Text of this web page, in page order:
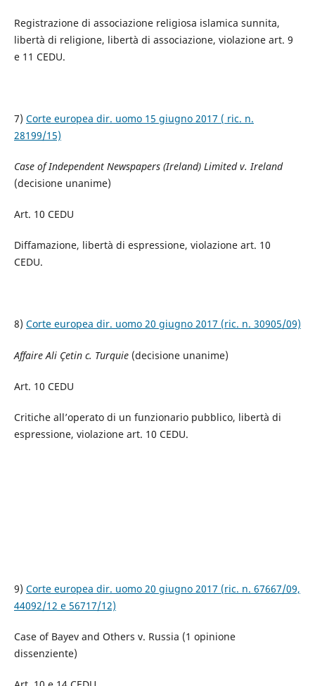
Registrazione di associazione religiosa islamica sunnita,
libertà di religione, libertà di associazione, violazione art. 9
e 11 CEDU.
7) Corte europea dir. uomo 15 giugno 2017 ( ric. n.
28199/15)
Case of Independent Newspapers (Ireland) Limited v. Ireland
(decisione unanime)
Art. 10 CEDU
Diffamazione, libertà di espressione, violazione art. 10
CEDU.
8) Corte europea dir. uomo 20 giugno 2017 (ric. n. 30905/09)
Affaire Ali Çetin c. Turquie(decisione unanime)
Art. 10 CEDU
Critiche all’operato di un funzionario pubblico, libertà di
espressione, violazione art. 10 CEDU.
9) Corte europea dir. uomo 20 giugno 2017 (ric. n. 67667/09,
44092/12 e 56717/12)
Case of Bayev and Others v. Russia (1 opinione
dissenziente)